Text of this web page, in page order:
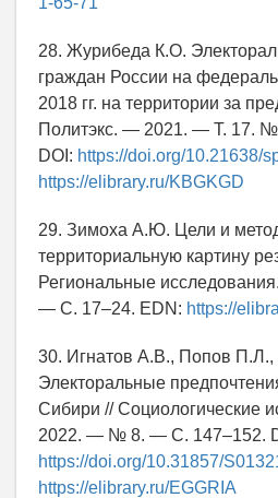
28. Журибеда К.О.
граждан России на
2018 гг. на территории за
Политэкс. — 2021. — Т. 17.
DOI: https://doi.org/10.21638/
https://elibrary.ru/KBGKGD
29. Зимоха А.Ю. Цели и
территориальную картину
Региональные
— С. 17–24. EDN: https://
30. Игнатов А.В., Попов
Электоральные
Сибири // Социологические
2022. — № 8. — С. 147–152.
https://doi.org/10.31857/
https://elibrary.ru/EGGRIA